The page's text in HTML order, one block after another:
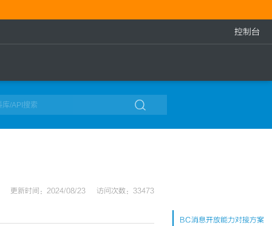
控制台

更新时间：2024/08/23 访问次数：33473
BC消息开放能力对接方案